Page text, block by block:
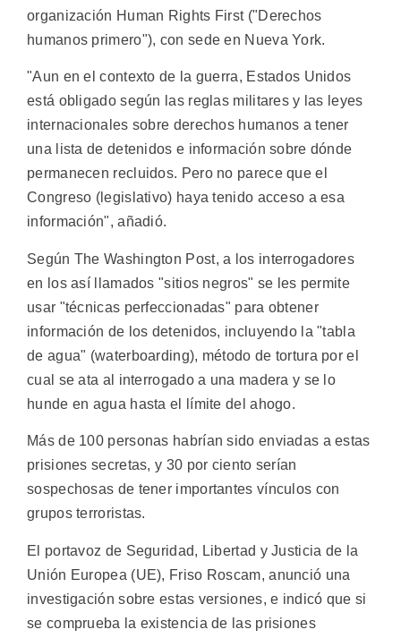
organización Human Rights First ("Derechos
humanos primero"), con sede en Nueva York.
"Aun en el contexto de la guerra, Estados Unidos
está obligado según las reglas militares y las leyes
internacionales sobre derechos humanos a tener
una lista de detenidos e información sobre dónde
permanecen recluidos. Pero no parece que el
Congreso (legislativo) haya tenido acceso a esa
información", añadió.
Según The Washington Post, a los interrogadores
en los así llamados "sitios negros" se les permite
usar "técnicas perfeccionadas" para obtener
información de los detenidos, incluyendo la "tabla
de agua" (waterboarding), método de tortura por el
cual se ata al interrogado a una madera y se lo
hunde en agua hasta el límite del ahogo.
Más de 100 personas habrían sido enviadas a estas
prisiones secretas, y 30 por ciento serían
sospechosas de tener importantes vínculos con
grupos terroristas.
El portavoz de Seguridad, Libertad y Justicia de la
Unión Europea (UE), Friso Roscam, anunció una
investigación sobre estas versiones, e indicó que si
se comprueba la existencia de las prisiones